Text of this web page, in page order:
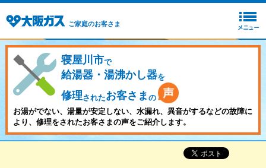
ご家庭のお客さま
寝屋川市で
給湯器・湯沸かし器を
修理されたお客さま の
お湯がでない、湯量が安定しない、水漏れ、異音がするなどの故障に
より、修理をされたお客さまの声をご紹介します。